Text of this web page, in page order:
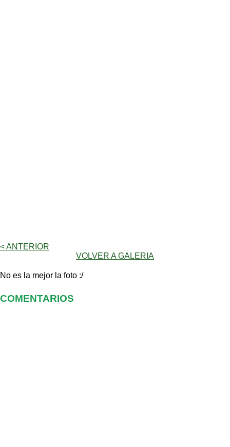
< ANTERIOR
VOLVER A GALERIA
No es la mejor la foto :/
COMENTARIOS